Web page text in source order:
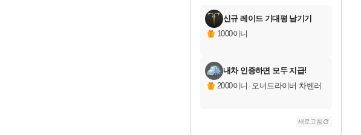
교환.
당첨되셨습니다.
당첨되셨습니다.
당첨되셨습니다.
당첨되셨습니다.
당첨되셨습니다.
당첨되셨습니다.
에디션 (스팀코드)를 교환.
당첨되셨습니다.
신규 레이드 기대평 남기기
1000이니
내차 인증하면 모두 지급!
2000이니 · 오너드라이버 차벤러
새로고침